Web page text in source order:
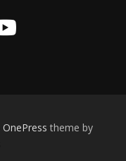
OnePress theme by